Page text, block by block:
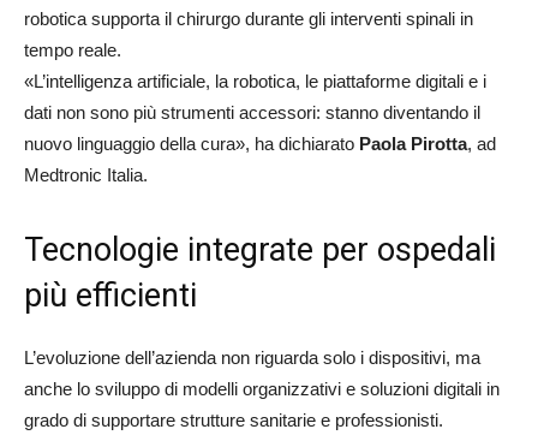
robotica supporta il chirurgo durante gli interventi spinali in
tempo reale.
«L’intelligenza artificiale, la robotica, le piattaforme digitali e i
dati non sono più strumenti accessori: stanno diventando il
nuovo linguaggio della cura», ha dichiarato Paola Pirotta, ad
Medtronic Italia.
Tecnologie integrate per ospedali
più efficienti
L’evoluzione dell’azienda non riguarda solo i dispositivi, ma
anche lo sviluppo di modelli organizzativi e soluzioni digitali in
grado di supportare strutture sanitarie e professionisti.